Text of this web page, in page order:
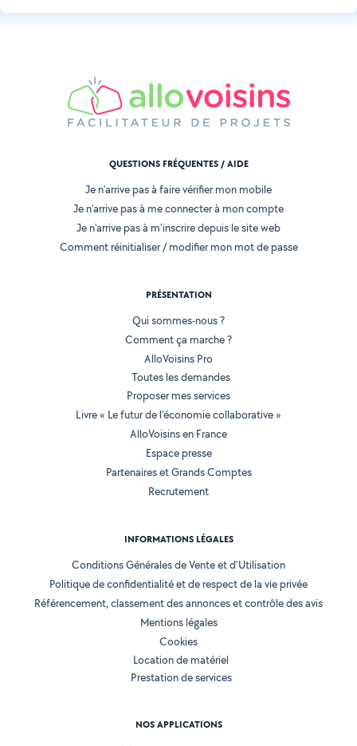
QUESTIONS FRÉQUENTES / AIDE
Je n'arrive pas à faire vérifier mon mobile
Je n'arrive pas à me connecter à mon compte
Je n'arrive pas à m'inscrire depuis le site web
Comment réinitialiser / modifier mon mot de passe
PRÉSENTATION
Qui sommes-nous ?
Comment ça marche ?
AlloVoisins Pro
Toutes les demandes
Proposer mes services
Livre « Le futur de l'économie collaborative »
AlloVoisins en France
Espace presse
Partenaires et Grands Comptes
Recrutement
INFORMATIONS LÉGALES
Conditions Générales de Vente et d'Utilisation
Politique de confidentialité et de respect de la vie privée
Référencement, classement des annonces et contrôle des avis
Mentions légales
Cookies
Location de matériel
Prestation de services
NOS APPLICATIONS